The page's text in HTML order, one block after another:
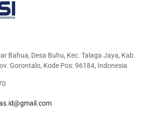
Bahua, Desa Buhu, Kec. Talaga Jaya, Kab.
Gorontalo, Kode Pos: 96184, Indonesia